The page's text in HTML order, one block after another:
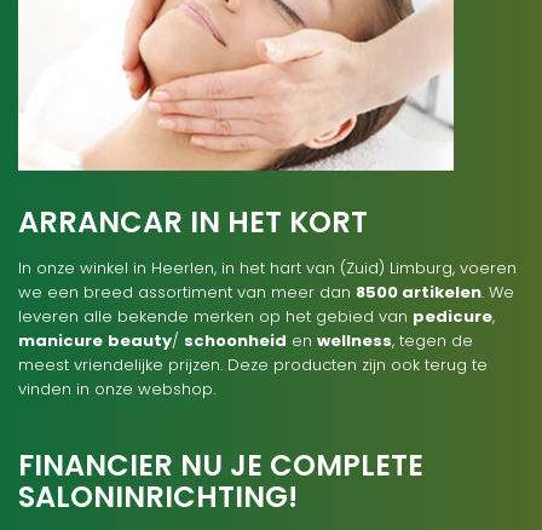
ARRANCAR IN HET KORT
In onze winkel in Heerlen, in het hart van (Zuid) Limburg, voeren
we een breed assortiment van meer dan 8500 artikelen. We
leveren alle bekende merken op het gebied van pedicure,
manicure beauty/ schoonheid en wellness, tegen de
meest vriendelijke prijzen. Deze producten zijn ook terug te
vinden in onze webshop.
FINANCIER NU JE COMPLETE
SALONINRICHTING!